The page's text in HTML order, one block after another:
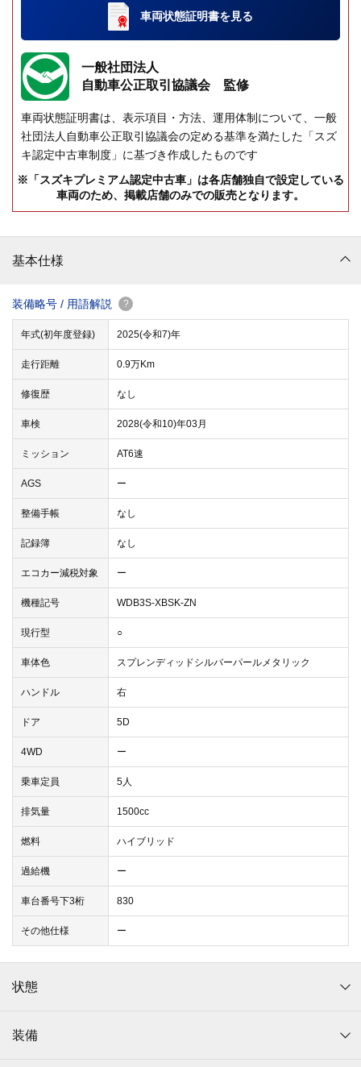
車両状態証明書を見る
一般社団法人
自動車公正取引協議会 監修
車両状態証明書は、表示項目・方法、運用体制について、一般
社団法人自動車公正取引協議会の定める基準を満たした「スズ
キ認定中古車制度」に基づき作成したものです
※「スズキプレミアム認定中古車」は各店舗独自で設定している
車両のため、掲載店舗のみでの販売となります。
基本仕様
装備略号 / 用語解説 ?
年式(初年度登録) 2025(令和7)年
走行距離 0.9万Km
修復歴 なし
車検 2028(令和10)年03月
ミッション AT6速
AGS ー
整備手帳 なし
記録簿 なし
エコカー減税対象 ー
機種記号 WDB3S-XBSK-ZN
現行型 ○
車体色 スプレンディッドシルバーパールメタリック
ハンドル 右
ドア 5D
4WD ー
乗車定員 5人
排気量 1500cc
燃料 ハイブリッド
過給機 ー
車台番号下3桁 830
その他仕様 ー
状態
装備